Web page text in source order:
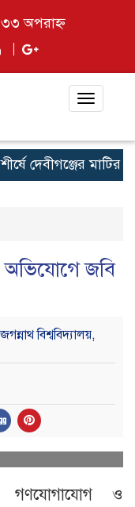
অপরাহ্ন
Toggle
দেবীগঞ্জের মাটির
অভিযোগে জবি
বিশ্ববিদ্যালয়,
গণযোগাযোগ ও